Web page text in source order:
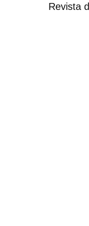
Revista